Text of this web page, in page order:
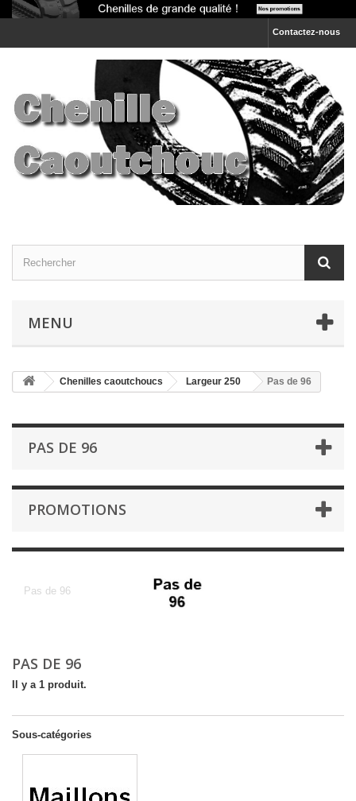
Contactez-nous
MENU
Chenilles caoutchoucs Largeur 250 Pas de 96
PAS DE 96
PROMOTIONS
Pas de 96
PAS DE 96
Il y a 1 produit.
Sous-catégories